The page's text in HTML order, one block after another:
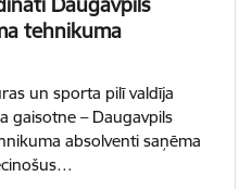
Daugavpils
tehnikuma
un sporta pilī valdīja
gaisotne – Daugavpils
absolventi saņēma